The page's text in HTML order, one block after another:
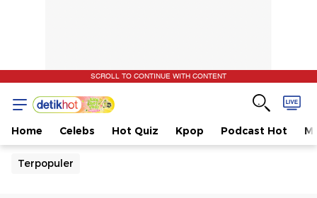
SCROLL TO CONTINUE WITH CONTENT
Home Celebs Hot Quiz Kpop Podcast Hot
Terpopuler